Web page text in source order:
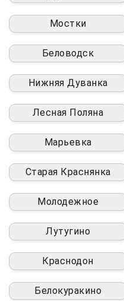
Мостки
Беловодск
Нижняя Дуванка
Лесная Поляна
Марьевка
Старая Краснянка
Молодежное
Лутугино
Краснодон
Белокуракино